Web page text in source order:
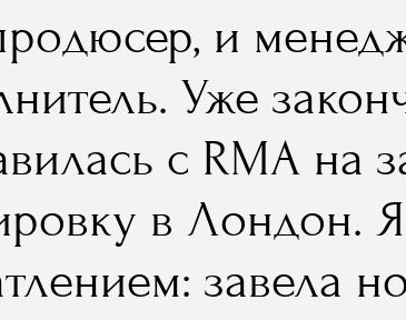
и
Уже
с RMA на
в Лондон.
завела